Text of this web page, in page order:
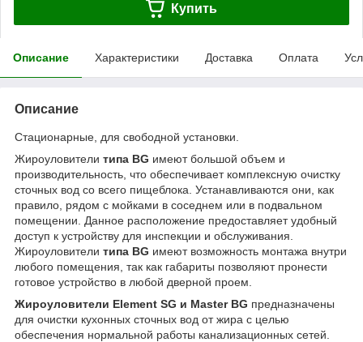
Купить
Описание Характеристики Доставка Оплата
Описание
Стационарные, для свободной установки.
Жироуловители типа BG имеют большой объем и
производительность, что обеспечивает комплексную очистку
сточных вод со всего пищеблока. Устанавливаются они, как
правило, рядом с мойками в соседнем или в подвальном
помещении. Данное расположение предоставляет удобный
доступ к устройству для инспекции и обслуживания.
Жироуловители типа BG имеют возможность монтажа внутри
любого помещения, так как габариты позволяют пронести
готовое устройство в любой дверной проем.
Жироуловители Element SG и Master BG предназначены
для очистки кухонных сточных вод от жира с целью
обеспечения нормальной работы канализационных сетей.